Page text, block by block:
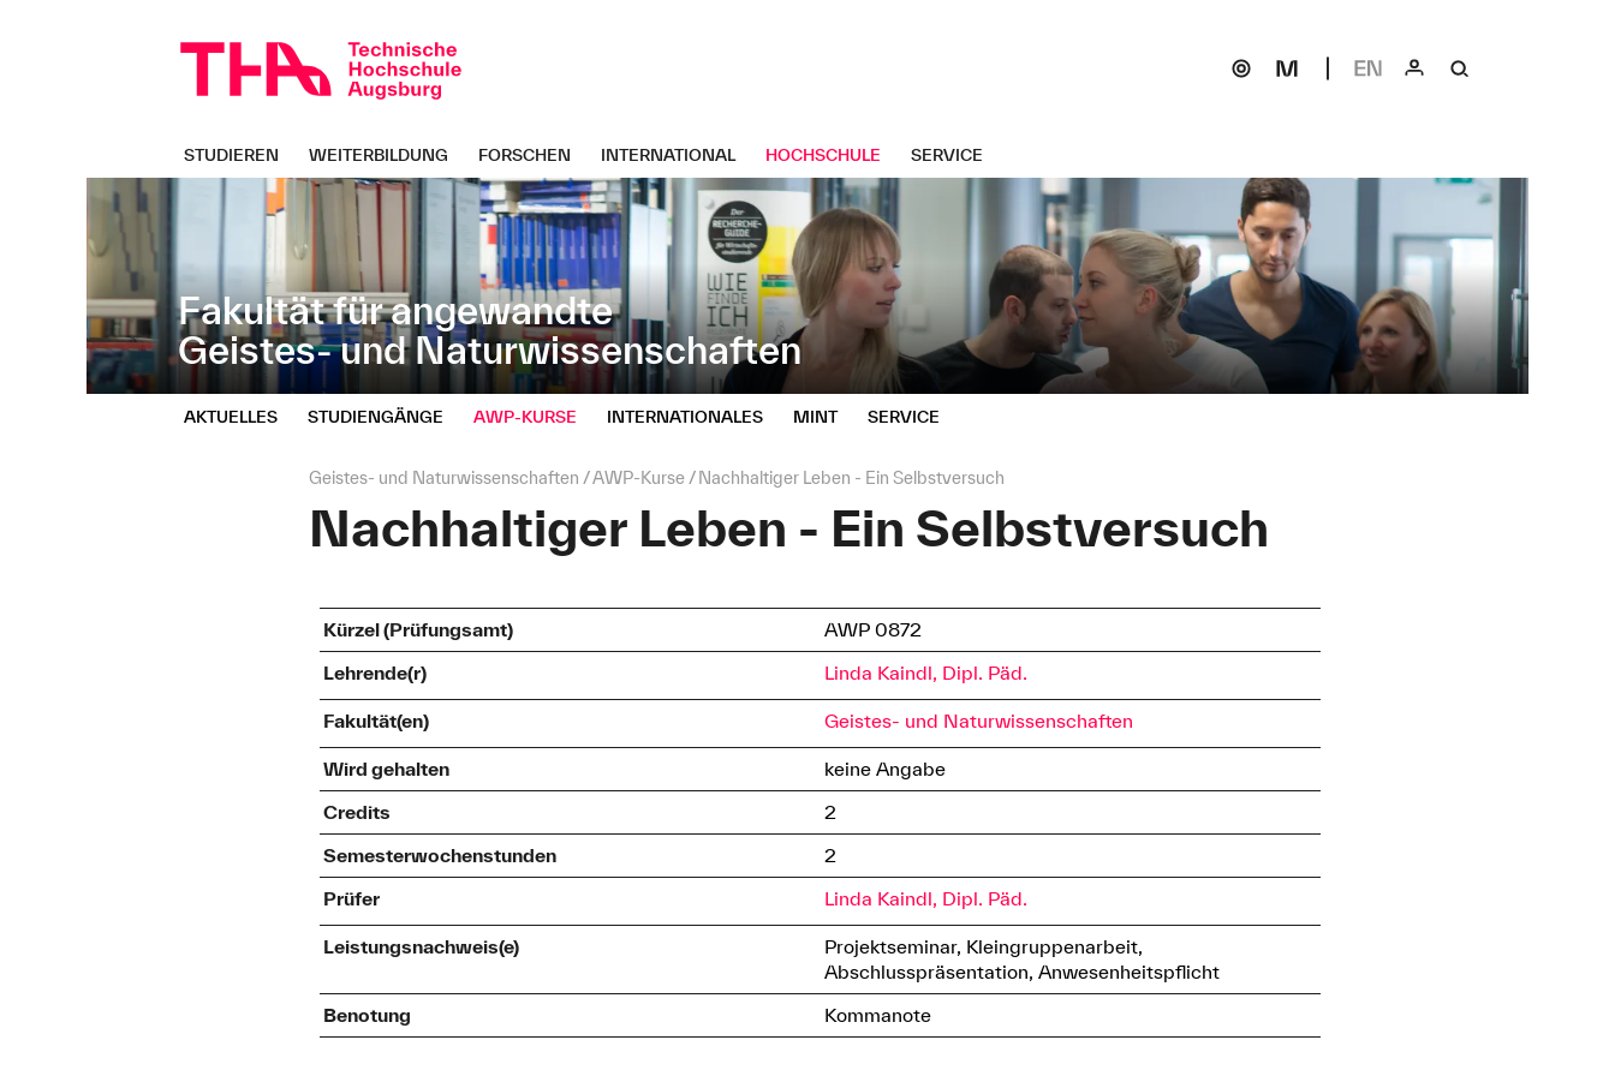
überspringen
Fakultät für angewandte
Geistes- und Naturwissenschaften
STUDIEREN WEITERBILDUNG FORSCHEN INTERNATIONAL HOCHSCHULE SERVICE
AKTUELLES STUDIENGÄNGE AWP‑KURSE INTERNATIONALES MINT SERVICE
Seitenpfad:
Geistes- und Naturwissenschaften AWP‑Kurse Nachhaltiger Leben - Ein Selbstversuch
Nachhaltiger Leben - Ein Selbstversuch
Kürzel (Prüfungsamt)
AWP 0872
Lehrende(r)
Linda Kaindl, Dipl. Päd.
Fakultät(en) Geistes- und Naturwissenschaften
Wird gehalten
keine Angabe
Credits
2
Semesterwochenstunden
2
Prüfer
Linda Kaindl, Dipl. Päd.
Leistungsnachweis(e)
Projektseminar, Kleingruppenarbeit,
Abschlusspräsentation, Anwesenheitspflicht
Benotung
Kommanote